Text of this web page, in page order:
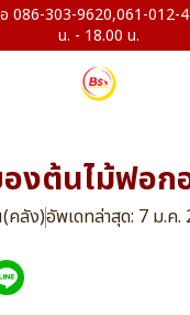
303-9620,061-012-
น. - 18.00 น.
องต้นไม้ฟอก
คลัง)อัพเดทล่าสุด: 7 ม.ค.